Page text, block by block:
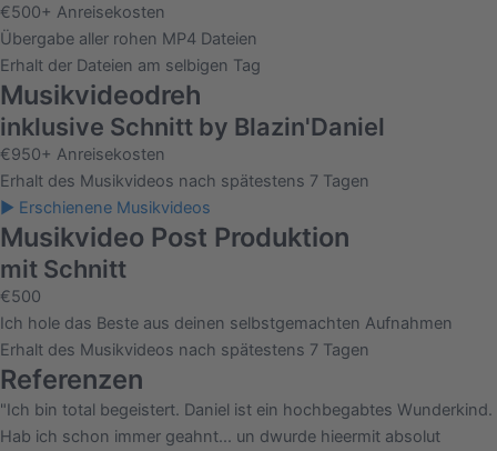
€500+ Anreisekosten
Übergabe aller rohen MP4 Dateien
Erhalt der Dateien am selbigen Tag
Musikvideodreh
inklusive Schnitt by Blazin'Daniel
€950+ Anreisekosten
Erhalt des Musikvideos nach spätestens 7 Tagen
► Erschienene Musikvideos
Musikvideo Post Produktion
mit Schnitt
€500
Ich hole das Beste aus deinen selbstgemachten Aufnahmen
Erhalt des Musikvideos nach spätestens 7 Tagen
Referenzen
"Ich bin total begeistert. Daniel ist ein hochbegabtes Wunderkind.
Hab ich schon immer geahnt... un dwurde hieermit absolut